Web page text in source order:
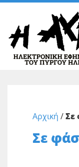
Αρχική /Σε
Σε